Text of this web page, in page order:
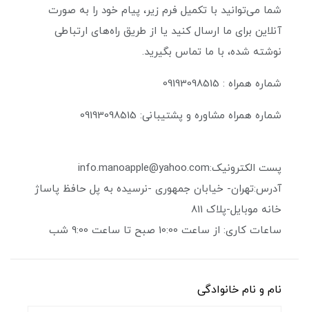
شما می‌توانید با تکمیل فرم زیر، پیام خود را به صورت
آنلاین برای ما ارسال کنید یا از طریق راه‌های ارتباطی
نوشته شده، با ما تماس بگیرید.
شماره همراه : 09193098515
شماره همراه مشاوره و پشتیبانی: 09193098515
پست الکترونیک:info.manoapple@yahoo.com
آدرس:تهران- خیابان جمهوری -نرسیده به پل حافظ پاساژ
خانه موبایل-پلاک 811
ساعات کاری: از ساعت 10:00 صبح تا ساعت 9:00 شب
نام و نام خانوادگی